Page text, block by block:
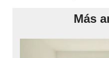
Más